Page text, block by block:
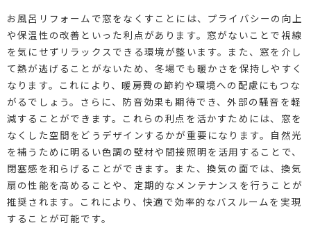
お風呂リフォームで窓をなくすことには、プライバシーの向上
や保温性の改善といった利点があります。窓がないことで視線
を気にせずリラックスできる環境が整います。また、窓を介し
て熱が逃げることがないため、冬場でも暖かさを保持しやすく
なります。これにより、暖房費の節約や環境への配慮にもつな
がるでしょう。さらに、防音効果も期待でき、外部の騒音を軽
減することができます。これらの利点を活かすためには、窓を
なくした空間をどうデザインするかが重要になります。自然光
を補うために明るい色調の壁材や間接照明を活用することで、
閉塞感を和らげることができます。また、換気の面では、換気
扇の性能を高めることや、定期的なメンテナンスを行うことが
推奨されます。これにより、快適で効率的なバスルームを実現
することが可能です。